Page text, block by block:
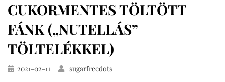
CUKORMENTES TÖLTÖTT
FÁNK („NUTELLÁS”
TÖLTELÉKKEL)
Közzétéve
2021-02-11 sugarfreedots